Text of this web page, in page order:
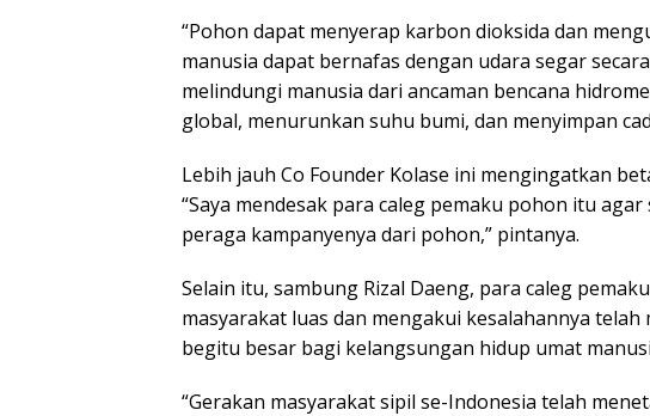
“Pohon dapat menyerap karbon dioksida dan
manusia dapat bernafas dengan udara segar
melindungi manusia dari ancaman bencana
global, menurunkan suhu bumi, dan menyimpan
Lebih jauh Co Founder Kolase ini mengingatkan
“Saya mendesak para caleg pemaku pohon itu
peraga kampanyenya dari pohon,” pintanya.
Selain itu, sambung Rizal Daeng, para caleg
masyarakat luas dan mengakui kesalahannya
begitu besar bagi kelangsungan hidup umat
“Gerakan masyarakat sipil se-Indonesia telah